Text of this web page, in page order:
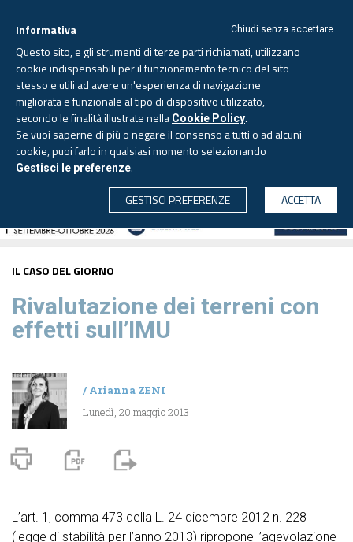
CERCA
Venerdì, 7 agosto 2026 - Aggiornato alle 6.00
IL CASO DEL GIORNO
Rivalutazione dei terreni con
effetti sull’IMU
/Arianna ZENI
Lunedì, 20 maggio 2013
L’art. 1, comma 473 della L. 24 dicembre 2012 n. 228
(legge di stabilità per l’anno 2013) ripropone l’agevolazione
Chiudi senza accettare
Informativa
Questo sito, e gli strumenti di terze parti richiamati, utilizzano
cookie indispensabili per il funzionamento tecnico del sito
stesso e utili ad avere un'esperienza di navigazione
migliorata e funzionale al tipo di dispositivo utilizzato,
secondo le finalità illustrate nella Cookie Policy.
Se vuoi saperne di più o negare il consenso a tutti o ad alcuni
cookie, puoi farlo in qualsiasi momento selezionando
Gestisci le preferenze.
GESTISCI PREFERENZE
ACCETTA